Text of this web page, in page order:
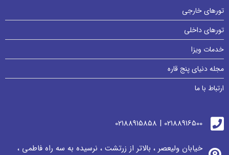
تورهای خارجی
تورهای داخلی
خدمات ویزا
مجله دنیای پنج قاره
ارتباط با ما
02188916500 | 02188915858
خیابان ولیعصر ، بالاتر از زرتشت ، نرسيده به سه راه فاطمی ،